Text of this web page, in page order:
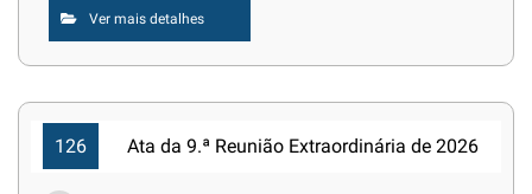
Ver mais detalhes
126 Ata da 9.ª Reunião Extraordinária de 2026